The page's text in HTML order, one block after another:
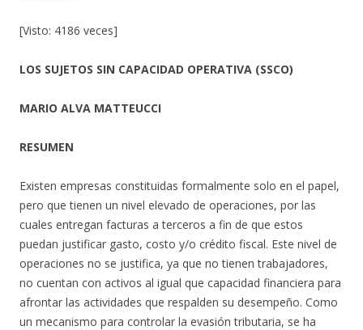
[Visto: 4186 veces]
LOS SUJETOS SIN CAPACIDAD OPERATIVA (SSCO)
MARIO ALVA MATTEUCCI
RESUMEN
Existen empresas constituidas formalmente solo en el papel,
pero que tienen un nivel elevado de operaciones, por las
cuales entregan facturas a terceros a fin de que estos
puedan justificar gasto, costo y/o crédito fiscal. Este nivel de
operaciones no se justifica, ya que no tienen trabajadores,
no cuentan con activos al igual que capacidad financiera para
afrontar las actividades que respalden su desempeño. Como
un mecanismo para controlar la evasión tributaria, se ha